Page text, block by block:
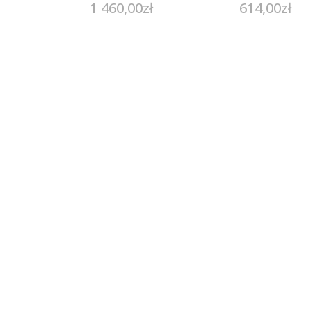
Złoty W88Z010
1 460,00zł
Próby 585 gr.
614,00zł